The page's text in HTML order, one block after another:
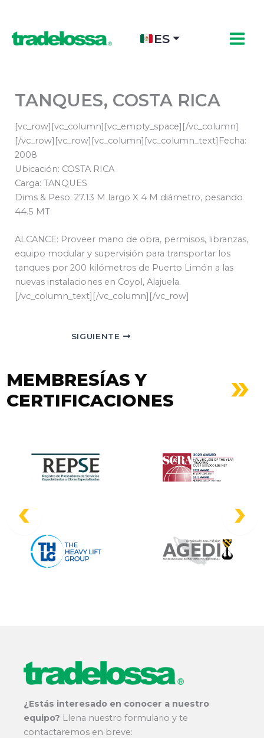
contenido
ES
TANQUES, COSTA RICA
[vc_row][vc_column][vc_empty_space][/vc_column]
[/vc_row][vc_row][vc_column][vc_column_text]Fecha:
2008
Ubicación: COSTA RICA
Carga: TANQUES
Dims & Peso: 27.13 M largo X 4 M diámetro, pesando
44.5 MT
ALCANCE: Proveer mano de obra, permisos, libranzas,
equipo modular y supervisión para transportar los
tanques por 200 kilómetros de Puerto Limón a las
nuevas instalaciones en Coyol, Alajuela.
[/vc_column_text][/vc_column][/vc_row]
SIGUIENTE
MEMBRESÍAS Y
CERTIFICACIONES
¿Estás interesado en conocer a nuestro
equipo? Llena nuestro formulario y te
contactaremos en breve: